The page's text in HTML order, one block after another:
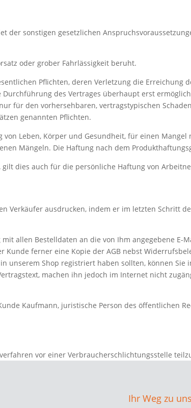
der sonstigen gesetzlichen
oder grober Fahrlässigkeit beruht.
Pflichten, deren Verletzung die Erreichung
des Vertrages überhaupt erst
für den vorhersehbaren, vertragstypischen
genannten Pflichten.
Leben, Körper und Gesundheit, für einen Mangel
Mängeln. Die Haftung nach dem
dies auch für die persönliche Haftung von
Verkäufer ausdrucken, indem er im letzten Schritt
allen Bestelldaten an die von Ihm angegebene E-
ferner eine Kopie der AGB nebst
unserem Shop registriert haben sollten, können Sie
machen ihn jedoch im Internet nicht
Kaufmann, juristische Person des öffentlichen
vor einer Verbraucherschlichtungsstelle
Ihr Weg zu uns